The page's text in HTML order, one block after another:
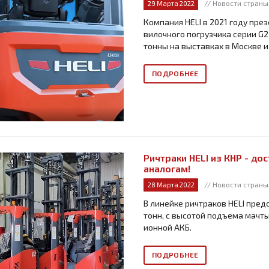
29 Марта 2022 // Новости страны
Компания HELI в 2021 году
вилочного погрузчика серии
тонны на выставках в Москве
ПОДРОБНЕЕ
Ричтраки HELI из КНР -
аналогам!
28 Марта 2022 // Новости страны
В линейке ричтраков HELI
тонн, с высотой подъема
ионной АКБ.
ПОДРОБНЕЕ